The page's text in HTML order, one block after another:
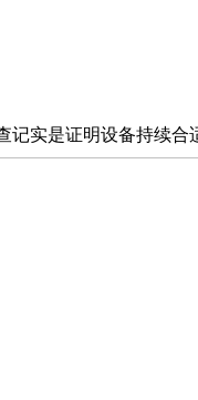
实是证明设备持续合